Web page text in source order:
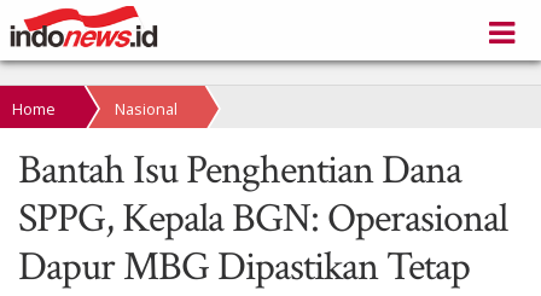
Home Nasional
Bantah Isu Penghentian Dana
SPPG, Kepala BGN: Operasional
Dapur MBG Dipastikan Tetap